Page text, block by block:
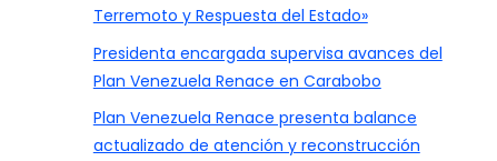
Terremoto y Respuesta del Estado»
Presidenta encargada supervisa avances del
Plan Venezuela Renace en Carabobo
Plan Venezuela Renace presenta balance
actualizado de atención y reconstrucción